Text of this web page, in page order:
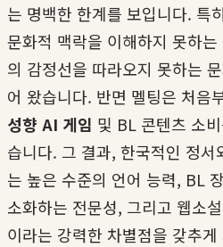
는 명백한 한계를 보입니다. 특
문화적 맥락을 이해하지 못하
의 감정선을 따라오지 못하는
어 왔습니다. 반면 멜팅은 처음
성향 AI 게임 및 BL 콘텐츠 소
습니다. 그 결과, 한국적인 정
는 높은 수준의 언어 능력, BL
소화하는 전문성, 그리고 웹소
이라는 강력한 차별점을 갖추